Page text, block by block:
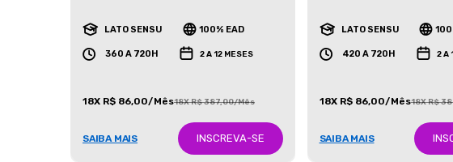
LATO SENSU 100% EAD
360 A 720H 2 A 12 MESES
18X R$ 86,00/Mês18X R$ 387,00/Mês
SAIBA MAIS INSCREVA-SE
LATO SENSU
420 A 720H 2 A
18X R$ 86,00/Mês18X R$
SAIBA MAIS